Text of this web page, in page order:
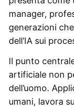
manager,
generazioni
dell’IA sui
Il punto
artificiale non
dell’uomo.
umani, lavora